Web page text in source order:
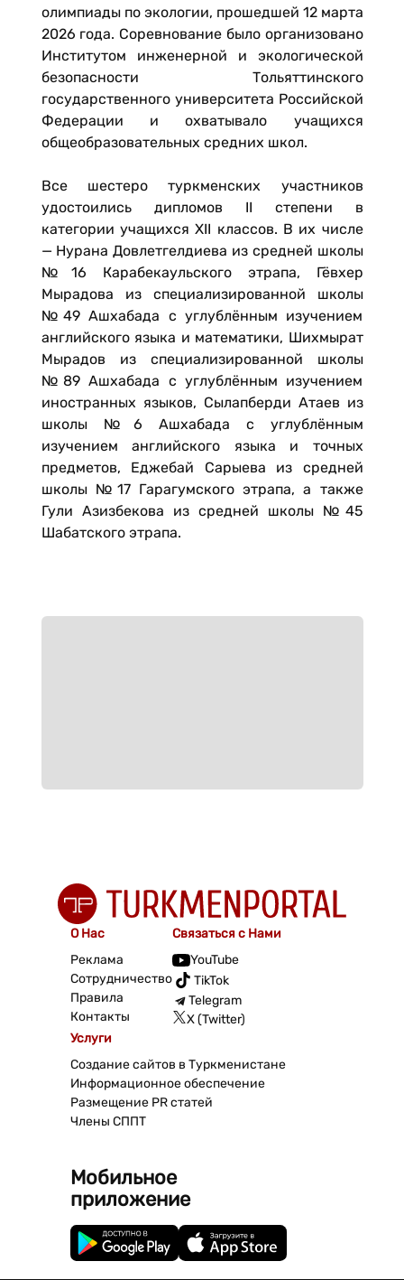
олимпиады по экологии, прошедшей 12 марта
2026 года. Соревнование было организовано
Институтом инженерной и экологической
безопасности Тольяттинского
государственного университета Российской
Федерации и охватывало учащихся
общеобразовательных средних школ.
Все шестеро туркменских участников
удостоились дипломов II степени в
категории учащихся XII классов. В их числе
— Нурана Довлетгелдиева из средней школы
№16 Карабекаульского этрапа, Гёвхер
Мырадова из специализированной школы
№49 Ашхабада с углублённым изучением
английского языка и математики, Шихмырат
Мырадов из специализированной школы
№89 Ашхабада с углублённым изучением
иностранных языков, Сылапберди Атаев из
школы №6 Ашхабада с углублённым
изучением английского языка и точных
предметов, Еджебай Сарыева из средней
школы №17 Гарагумского этрапа, а также
Гули Азизбекова из средней школы №45
Шабатского этрапа.
О Нас
Реклама
Сотрудничество
Правила
Контакты
Связаться с Нами
YouTube
TikTok
Telegram
X (Twitter)
Услуги
Создание сайтов в Туркменистане
Информационное обеспечение
Размещение PR статей
Члены СППТ
Мобильное
приложение